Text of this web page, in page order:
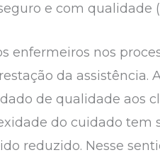
e com qualidade
enfermeiros nos
da assistência.
de qualidade aos
do cuidado
reduzido. Nesse